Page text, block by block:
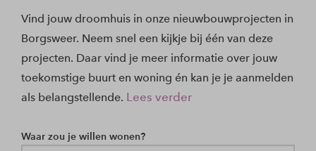
Vind jouw droomhuis in onze nieuwbouwprojecten in
Borgsweer. Neem snel een kijkje bij één van deze
projecten. Daar vind je meer informatie over jouw
toekomstige buurt en woning én kan je je aanmelden
als belangstellende. Lees verder
Waar zou je willen wonen?